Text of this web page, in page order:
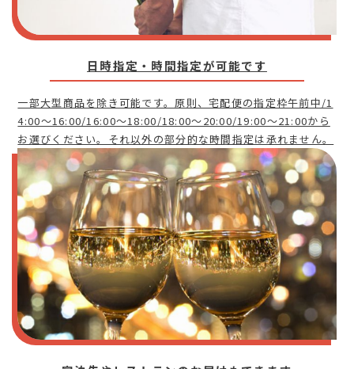
日時指定・時間指定が可能です
一部大型商品を除き可能です。原則、宅配便の指定枠午前中/1
4:00～16:00/16:00～18:00/18:00～20:00/19:00～21:00から
お選びください。それ以外の部分的な時間指定は承れません。